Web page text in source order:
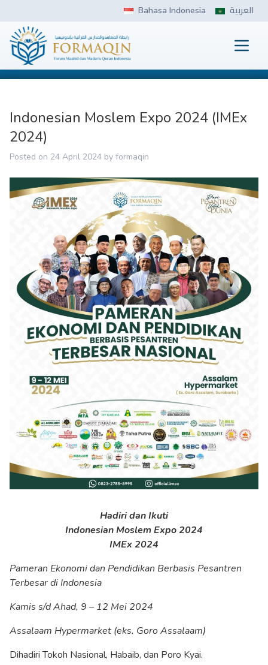
content
Bahasa Indonesia العربية
FORMAQIN
Indonesian Moslem Expo 2024 (IMEx
2024)
Posted on 24 April 2024 by formaqin
Hadiri dan Ikuti
Indonesian Moslem Expo 2024
IMEx 2024
Pameran Ekonomi dan Pendidikan Berbasis Pesantren
Terbesar di Indonesia
Kamis s/d Ahad, 9 – 12 Mei 2024
Assalaam Hypermarket (eks. Goro Assalaam)
Dihadiri Tokoh Nasional, Habaib, dan Poro Kyai.